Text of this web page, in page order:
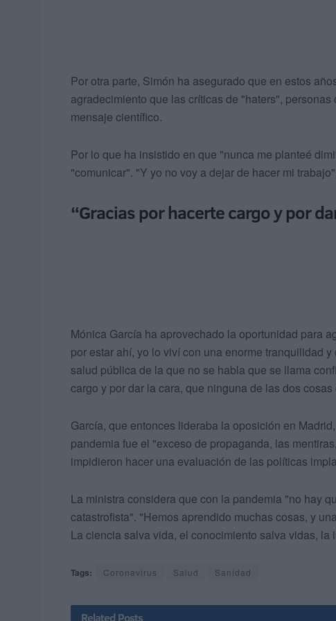
Por otra parte, Simón ha asegurado que en estos
agradecimiento que las críticas de "haters",
mensaje científico.
Por lo que ha insistido en que "nunca me planteé
"comunicar". "Y yo no voy a dejar de hacer mi
“Gracias por hacerte cargo y por
Mónica García ha aprovechado la oportunidad para
por estar ahí, yo lo viví con una enorme tranquilidad
salud pública de la que no se habla que se llama
cargo y por dar la cara, que ninguna de las dos
García, que entonces lideraba la oposición en
pandemia fue el "exceso de propaganda, las
impidieron hacer una evaluación de las políticas
La ministra considera que con la pandemia "no hay
catastrofista". "Hemos aprendido muchas cosas, y
La ciencia salva vida, el conocimiento salva vidas,
Tags: Coronavirus Salud Sanidad
Related Posts